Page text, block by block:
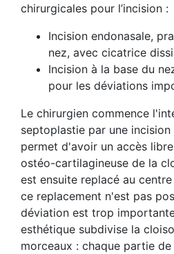
chirurgicales pour l’incision :
Incision endonasale,
nez, avec cicatrice
Incision à la base du
pour les déviations
Le chirurgien commence
septoplastie par une
permet d'avoir un accès
ostéo-cartilagineuse de la
est ensuite replacé au
ce replacement n'est pas
déviation est trop
esthétique subdivise la
morceaux : chaque partie